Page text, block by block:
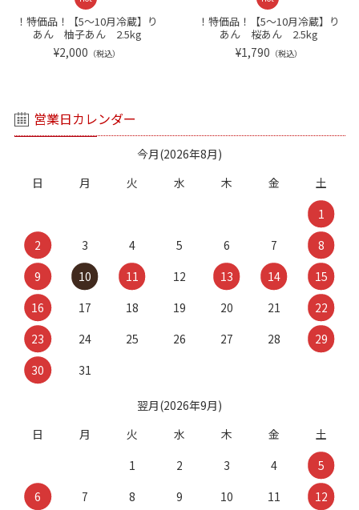
！特価品！【5～10月冷蔵】り
あん 柚子あん 2.5kg
¥2,000 （税込）
！特価品！【5～10月冷蔵】り
あん 桜あん 2.5kg
¥1,790 （税込）
営業日カレンダー
今月(2026年8月)
日
月 火 水 木 金
土
1
2
3 4 5 6 7
8
9
10 11 12 13 14
15
16
17 18 19 20 21
22
23
24 25 26 27 28
29
30
31
翌月(2026年9月)
日
月 火 水 木 金
土
1
2 3 4
5
6
7 8 9 10 11
12